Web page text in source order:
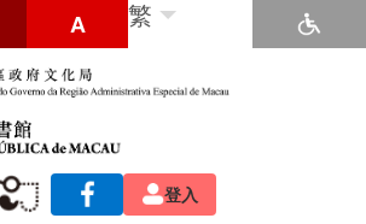
A 繁
登入